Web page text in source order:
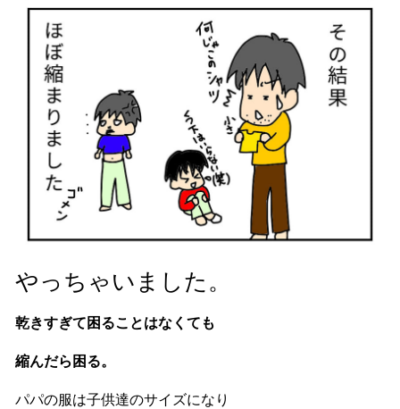
やっちゃいました。
乾きすぎて困ることはなくても
縮んだら困る。
パパの服は子供達のサイズになり